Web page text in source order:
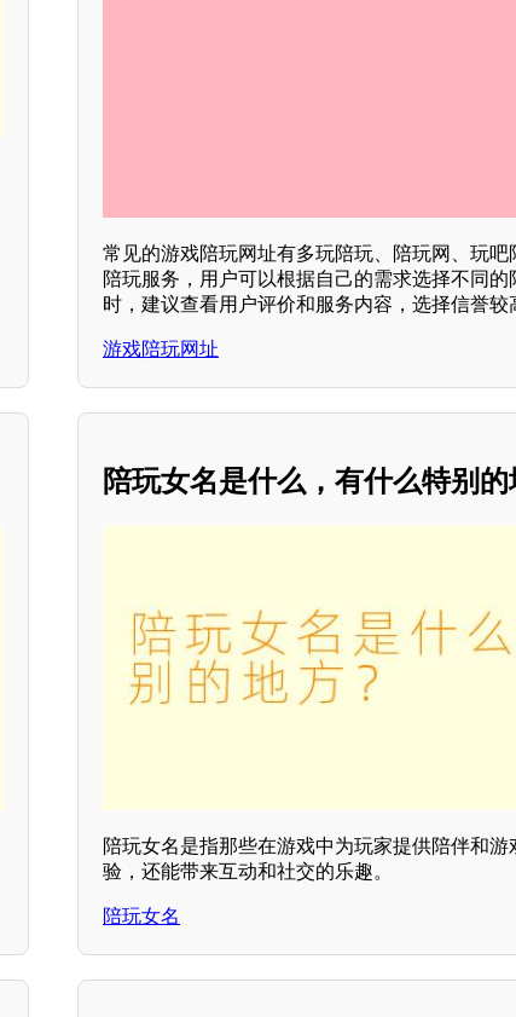
常见的游戏陪玩网址有多玩陪玩、陪玩网、玩
陪玩服务，用户可以根据自己的需求选择不同
时，建议查看用户评价和服务内容，选择信誉
游戏陪玩网址
陪玩女名是什么，有什么特别的
陪玩女名是指那些在游戏中为玩家提供陪伴和
验，还能带来互动和社交的乐趣。
陪玩女名